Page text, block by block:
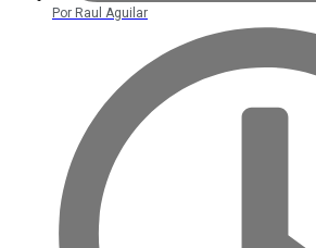
Por Raul Aguilar